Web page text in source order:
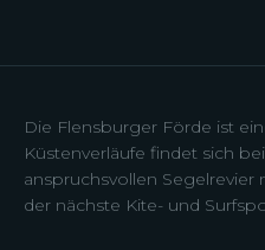
Die Flensburger Förde ist
Küstenverläufe findet sich
anspruchsvollen Segelrevier
der nächste Kite- und